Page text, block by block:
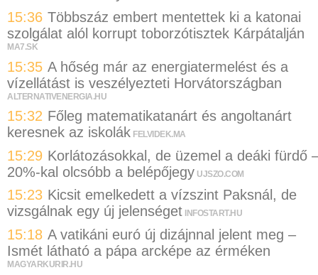
15:36 Többszáz embert mentettek ki a katonai
szolgálat alól korrupt toborzótisztek Kárpátalján
MA7.SK
15:35 A hőség már az energiatermelést és a
vízellátást is veszélyezteti Horvátországban
ALTERNATIVENERGIA.HU
15:32 Főleg matematikatanárt és angoltanárt
keresnek az iskolák FELVIDEK.MA
15:29 Korlátozásokkal, de üzemel a deáki fürdő
20%-kal olcsóbb a belépőjegy UJSZO.COM
15:23 Kicsit emelkedett a vízszint Paksnál, de
vizsgálnak egy új jelenséget INFOSTART.HU
15:18 A vatikáni euró új dizájnnal jelent meg –
Ismét látható a pápa arcképe az érméken
MAGYARKURIR.HU